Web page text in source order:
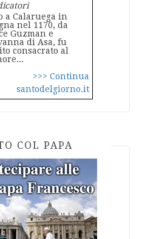
a Calaruega in
nel 1170, da
Guzman e
di Asa, fu
consacrato al
>>> Continua
santodelgiorno.it
COL PAPA